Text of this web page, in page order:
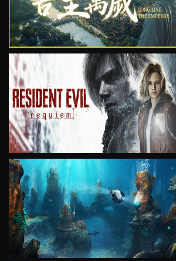
VIEW
VIEW